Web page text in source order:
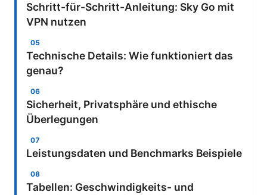
Schritt-für-Schritt-Anleitung: Sky Go mit
VPN nutzen
Technische Details: Wie funktioniert das
genau?
Sicherheit, Privatsphäre und ethische
Überlegungen
Leistungsdaten und Benchmarks Beispiele
Tabellen: Geschwindigkeits- und